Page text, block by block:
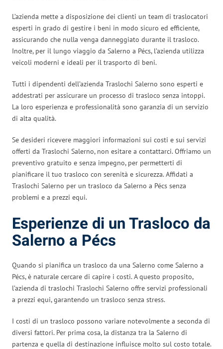
L’azienda mette a disposizione dei clienti un team di traslocatori
esperti in grado di gestire i beni in modo sicuro ed efficiente,
assicurando che nulla venga danneggiato durante il trasloco.
Inoltre, per il lungo viaggio da Salerno a Pécs, l’azienda utilizza
veicoli moderni e ideali per il trasporto di beni.
Tutti i dipendenti dell’azienda Traslochi Salerno sono esperti e
addestrati per assicurare un processo di trasloco senza intoppi.
La loro esperienza e professionalità sono garanzia di un servizio
di alta qualità.
Se desideri ricevere maggiori informazioni sui costi e sui servizi
offerti da Traslochi Salerno, non esitare a contattarci. Offriamo un
preventivo gratuito e senza impegno, per permetterti di
pianificare il tuo trasloco con serenità e sicurezza. Affidati a
Traslochi Salerno per un trasloco da Salerno a Pécs senza
problemi e a prezzi equi.
Esperienze di un Trasloco da
Salerno a Pécs
Quando si pianifica un trasloco da una Salerno come Salerno a
Pécs, è naturale cercare di capire i costi. A questo proposito,
l’azienda di traslochi Traslochi Salerno offre servizi professionali
a prezzi equi, garantendo un trasloco senza stress.
I costi di un trasloco possono variare notevolmente a seconda di
diversi fattori. Per prima cosa, la distanza tra la Salerno di
partenza e quella di destinazione influisce molto sul costo totale.